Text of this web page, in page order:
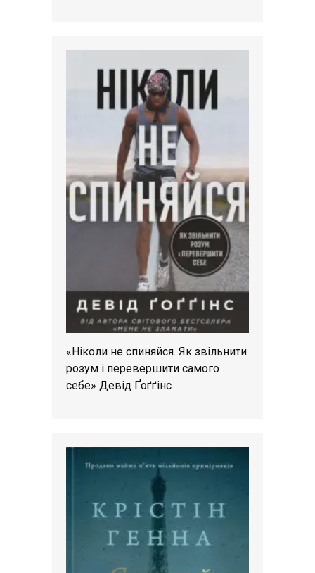
«Ніколи не спиняйся. Як звільнити
розум і перевершити самого
себе» Девід Ґоґґінс